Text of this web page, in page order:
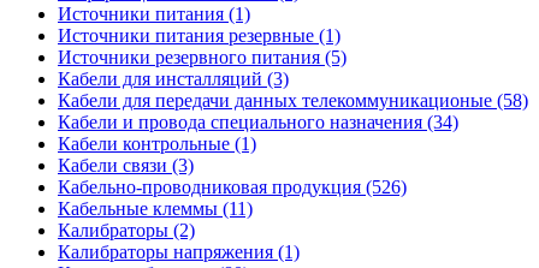
Источники питания (1)
Источники питания резервные (1)
Источники резервного питания (5)
Кабели для инсталляций (3)
Кабели для передачи данных телекоммуникационые (58)
Кабели и провода специального назначения (34)
Кабели контрольные (1)
Кабели связи (3)
Кабельно-проводниковая продукция (526)
Кабельные клеммы (11)
Калибраторы (2)
Калибраторы напряжения (1)